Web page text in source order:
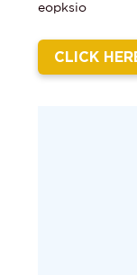
eopksio
CLICK